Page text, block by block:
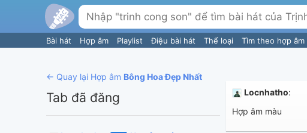
Bài hát Hợp âm Playlist Điệu bài hát Thể loại Tìm theo hợp âm
← Quay lại Hợp âm Bông Hoa Đẹp Nhất
Tab đã đăng Locnhatho:
Hợp âm màu